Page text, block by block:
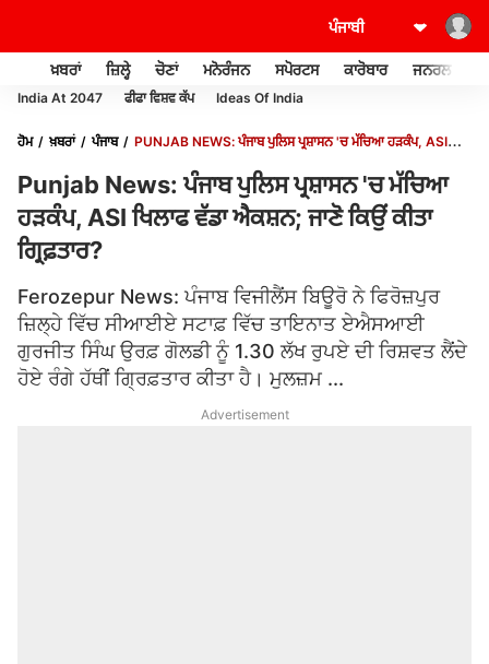
ਖ਼ਬਰਾਂ ਜ਼ਿਲ੍ਹੇ ਚੋਣਾਂ ਮਨੋਰੰਜਨ ਸਪੋਰਟਸ ਕਾਰੋਬਾਰ ਜਨਰਲ ਨੌਲਜ
India At 2047 ਫੀਫਾ ਵਿਸ਼ਵ ਕੱਪ Ideas Of India
ਹੋਮ ਖ਼ਬਰਾਂ ਪੰਜਾਬ
PUNJAB NEWS: ਪੰਜਾਬ ਪੁਲਿਸ ਪ੍ਰਸ਼ਾਸਨ 'ਚ ਮੱਚਿਆ ਹੜਕੰਪ, ASI
Punjab News: ਪੰਜਾਬ ਪੁਲਿਸ ਪ੍ਰਸ਼ਾਸਨ 'ਚ ਮੱਚਿਆ
ਹੜਕੰਪ, ASI ਖਿਲਾਫ ਵੱਡਾ ਐਕਸ਼ਨ; ਜਾਣੋ ਕਿਉਂ ਕੀਤਾ
ਗ੍ਰਿਫ਼ਤਾਰ?
Ferozepur News: ਪੰਜਾਬ ਵਿਜੀਲੈਂਸ ਬਿਊਰੋ ਨੇ ਫਿਰੋਜ਼ਪੁਰ
ਜ਼ਿਲ੍ਹੇ ਵਿੱਚ ਸੀਆਈਏ ਸਟਾਫ਼ ਵਿੱਚ ਤਾਇਨਾਤ ਏਐਸਆਈ
ਗੁਰਜੀਤ ਸਿੰਘ ਉਰਫ਼ ਗੋਲਡੀ ਨੂੰ 1.30 ਲੱਖ ਰੁਪਏ ਦੀ ਰਿਸ਼ਵਤ ਲੈਂਦੇ
ਹੋਏ ਰੰਗੇ ਹੱਥੀਂ ਗ੍ਰਿਫ਼ਤਾਰ ਕੀਤਾ ਹੈ। ਮੁਲਜ਼ਮ ...
Advertisement